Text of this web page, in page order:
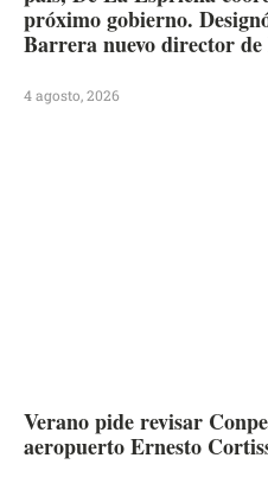
próximo gobierno.
Barrera nuevo director
4 agosto, 2026
Verano pide revisar
aeropuerto Ernesto